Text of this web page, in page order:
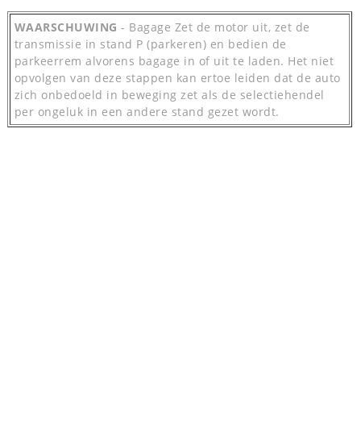
WAARSCHUWING - Bagage Zet de motor uit, zet de
transmissie in stand P (parkeren) en bedien de
parkeerrem alvorens bagage in of uit te laden. Het niet
opvolgen van deze stappen kan ertoe leiden dat de auto
zich onbedoeld in beweging zet als de selectiehendel
per ongeluk in een andere stand gezet wordt.